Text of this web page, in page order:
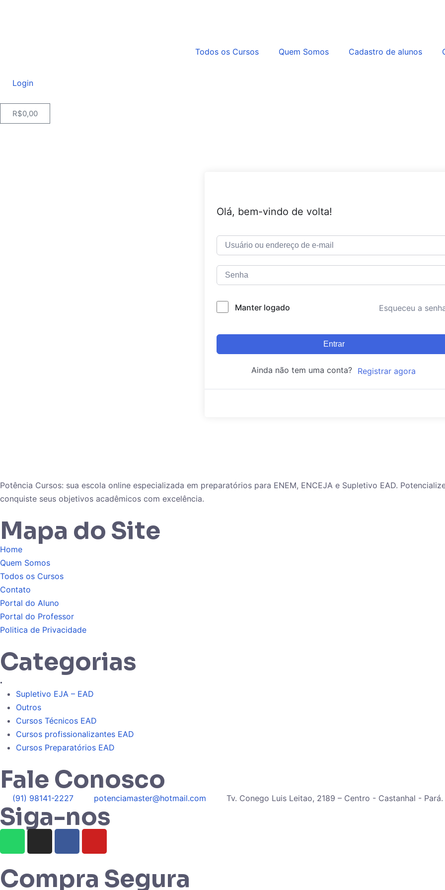
Todos os Cursos Quem Somos Cadastro de alunos
Login
R$0,00
Olá, bem-vindo de volta!
Manter logado Esqueceu a
Entrar
Ainda não tem uma conta? Registrar agora
Potência Cursos: sua escola online especializada em preparatórios para ENEM, ENCEJA e Supletivo EAD.
conquiste seus objetivos acadêmicos com excelência.
Mapa do Site
Home
Quem Somos
Todos os Cursos
Contato
Portal do Aluno
Portal do Professor
Politica de Privacidade
Categorias
.
Supletivo EJA – EAD
Outros
Cursos Técnicos EAD
Cursos profissionalizantes EAD
Cursos Preparatórios EAD
Fale Conosco
(91) 98141-2227 potenciamaster@hotmail.com Tv. Conego Luis Leitao, 2189 – Centro - Castanhal - Pará.
Siga-nos
Compra Segura